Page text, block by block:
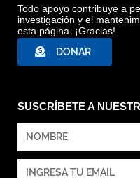
Todo apoyo contribuye a
investigación y el
esta página. ¡Gracias!
DONAR
SUSCRÍBETE A